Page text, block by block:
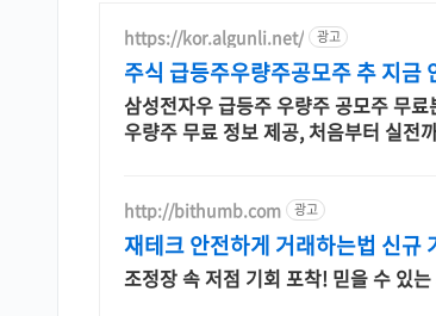
https://kor.algunli.net/ 광고
주식 급등주우량주공모주 추 지금
삼성전자우 급등주 우량주 공모주 무
우량주 무료 정보 제공, 처음부터 실전
http://bithumb.com 광고
재테크 안전하게 거래하는법 신규
조정장 속 저점 기회 포착! 믿을 수 있